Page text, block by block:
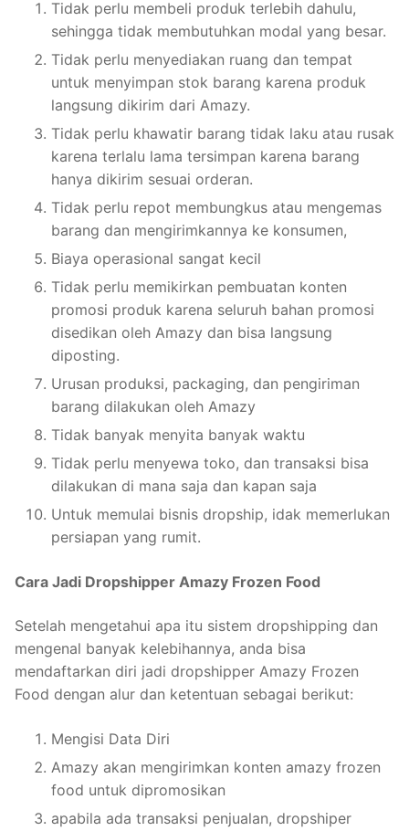
Tidak perlu membeli produk terlebih dahulu,
sehingga tidak membutuhkan modal yang besar.
Tidak perlu menyediakan ruang dan tempat
untuk menyimpan stok barang karena produk
langsung dikirim dari Amazy.
Tidak perlu khawatir barang tidak laku atau rusak
karena terlalu lama tersimpan karena barang
hanya dikirim sesuai orderan.
Tidak perlu repot membungkus atau mengemas
barang dan mengirimkannya ke konsumen,
Biaya operasional sangat kecil
Tidak perlu memikirkan pembuatan konten
promosi produk karena seluruh bahan promosi
disedikan oleh Amazy dan bisa langsung
diposting.
Urusan produksi, packaging, dan pengiriman
barang dilakukan oleh Amazy
Tidak banyak menyita banyak waktu
Tidak perlu menyewa toko, dan transaksi bisa
dilakukan di mana saja dan kapan saja
Untuk memulai bisnis dropship, idak memerlukan
persiapan yang rumit.
Cara Jadi Dropshipper Amazy Frozen Food
Setelah mengetahui apa itu sistem dropshipping dan
mengenal banyak kelebihannya, anda bisa
mendaftarkan diri jadi dropshipper Amazy Frozen
Food dengan alur dan ketentuan sebagai berikut:
Mengisi Data Diri
Amazy akan mengirimkan konten amazy frozen
food untuk dipromosikan
apabila ada transaksi penjualan, dropshiper